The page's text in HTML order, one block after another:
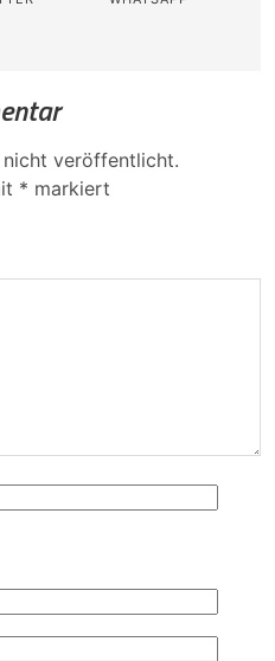
veröffentlicht.
* markiert